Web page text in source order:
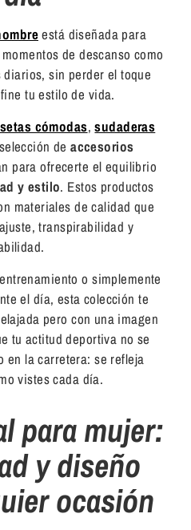
está diseñada para
de descanso como
sin perder el toque
tu estilo de vida.
cómodas,sudaderas
deaccesorios
para ofrecerte el equilibrio
y estilo. Estos productos
materiales de calidad que
transpirabilidad y
o simplemente
el día, esta colección te
pero con una imagen
tu actitud deportiva no se
en la carretera: se refleja
vistes cada día.
para mujer:
y diseño
ocasión